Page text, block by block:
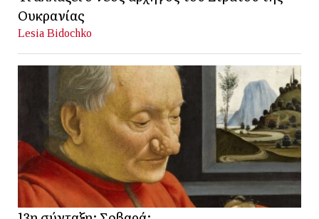
Ουκρανίας
Lesia Bidochko